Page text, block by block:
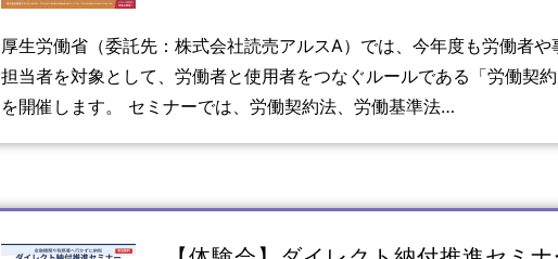
厚生労働省（委託先：株式会社読売アルスA）では、今年度も労働者
担当者を対象として、労働者と使用者をつなぐルールである「労働契
を開催します。 セミナーでは、労働契約法、労働基準法…